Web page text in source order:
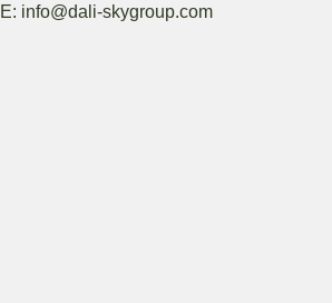
E: info@dali-skygroup.com